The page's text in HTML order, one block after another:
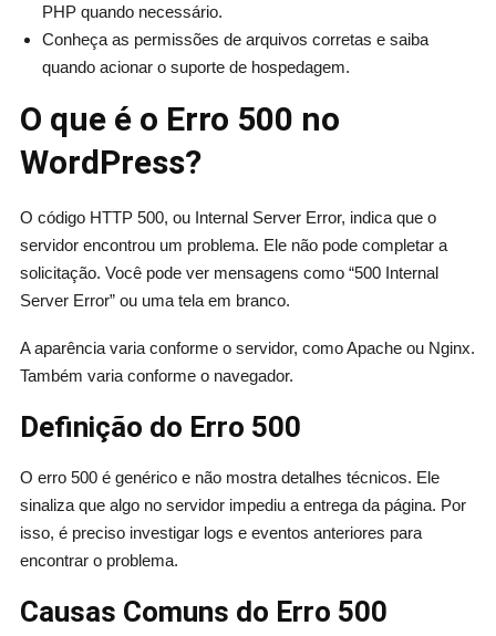
PHP quando necessário.
Conheça as permissões de arquivos corretas e saiba
quando acionar o suporte de hospedagem.
O que é o Erro 500 no
WordPress?
O código HTTP 500, ou Internal Server Error, indica que o
servidor encontrou um problema. Ele não pode completar a
solicitação. Você pode ver mensagens como “500 Internal
Server Error” ou uma tela em branco.
A aparência varia conforme o servidor, como Apache ou Nginx.
Também varia conforme o navegador.
Definição do Erro 500
O erro 500 é genérico e não mostra detalhes técnicos. Ele
sinaliza que algo no servidor impediu a entrega da página. Por
isso, é preciso investigar logs e eventos anteriores para
encontrar o problema.
Causas Comuns do Erro 500